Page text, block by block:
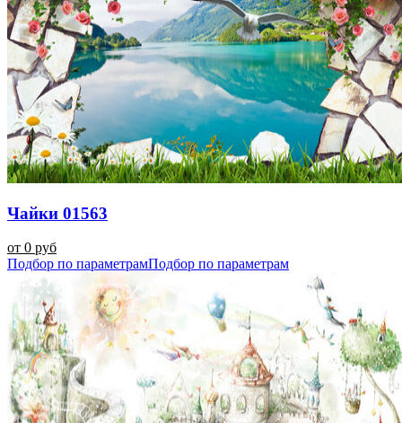
Чайки 01563
от 0 руб
Подбор по параметрамПодбор по параметрам